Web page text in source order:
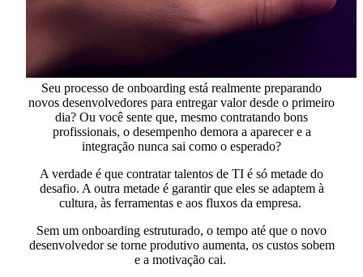
Seu processo de onboarding está realmente preparando
novos desenvolvedores para entregar valor desde o primeiro
dia? Ou você sente que, mesmo contratando bons
profissionais, o desempenho demora a aparecer e a
integração nunca sai como o esperado?
A verdade é que contratar talentos de TI é só metade do
desafio. A outra metade é garantir que elesse adaptem à
cultura, às ferramentas e aos fluxos da empresa.
Sem um onboarding estruturado, o tempo até que o novo
desenvolvedor se torne produtivo aumenta, os custos sobem
e a motivação cai.